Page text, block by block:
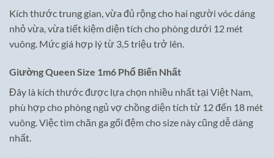
Kích thước trung gian, vừa đủ rộng cho hai người vóc dáng
nhỏ vừa, vừa tiết kiệm diện tích cho phòng dưới 12 mét
vuông. Mức giá hợp lý từ 3,5 triệu trở lên.
Giường Queen Size 1m6 Phổ Biến Nhất
Đây là kích thước được lựa chọn nhiều nhất tại Việt Nam,
phù hợp cho phòng ngủ vợ chồng diện tích từ 12 đến 18 mét
vuông. Việc tìm chăn ga gối đệm cho size này cũng dễ dàng
nhất.